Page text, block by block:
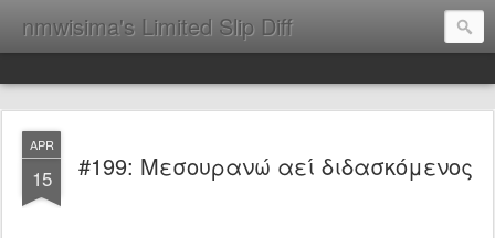
nmwisima's Limited Slip Diff
APR
15 #199: Μεσουρανώ αεί διδασκόμενος